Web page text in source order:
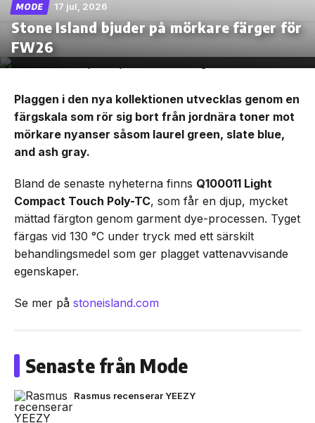
MODE 17 jul, 2026
Stone Island bjuder på mörkare färger för
FW26
Plaggen i den nya kollektionen utvecklas genom en
färgskala som rör sig bort från jordnära toner mot
mörkare nyanser såsom laurel green, slate blue,
and ash gray.
Bland de senaste nyheterna finns Q100011 Light
Compact Touch Poly-TC, som får en djup, mycket
mättad färgton genom garment dye-processen. Tyget
färgas vid 130 °C under tryck med ett särskilt
behandlingsmedel som ger plagget vattenavvisande
egenskaper.
Se mer på stoneisland.com
Senaste från Mode
Rasmus recenserar YEEZY